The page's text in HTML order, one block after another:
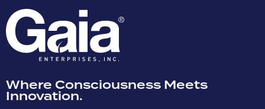
Where Consciousness Meets
Innovation.